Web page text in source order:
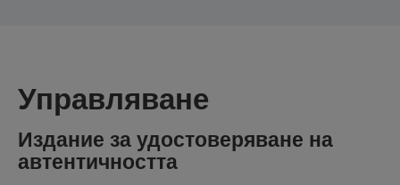
Управляване
Издание за удостоверяване на
автентичността